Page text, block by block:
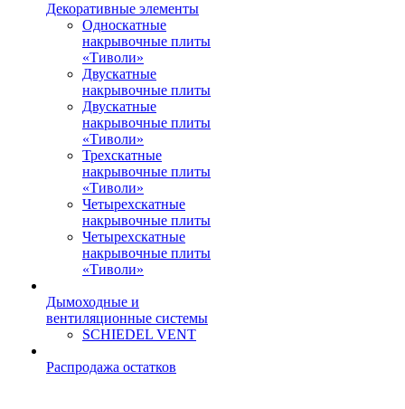
Декоративные элементы
Односкатные
накрывочные плиты
«Тиволи»
Двускатные
накрывочные плиты
Двускатные
накрывочные плиты
«Тиволи»
Трехскатные
накрывочные плиты
«Тиволи»
Четырехскатные
накрывочные плиты
Четырехскатные
накрывочные плиты
«Тиволи»
Дымоходные и
вентиляционные системы
SCHIEDEL VENT
Распродажа остатков